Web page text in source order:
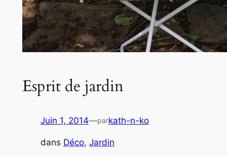
Esprit de jardin
Juin 1, 2014—parkath-n-ko
dans Déco, Jardin